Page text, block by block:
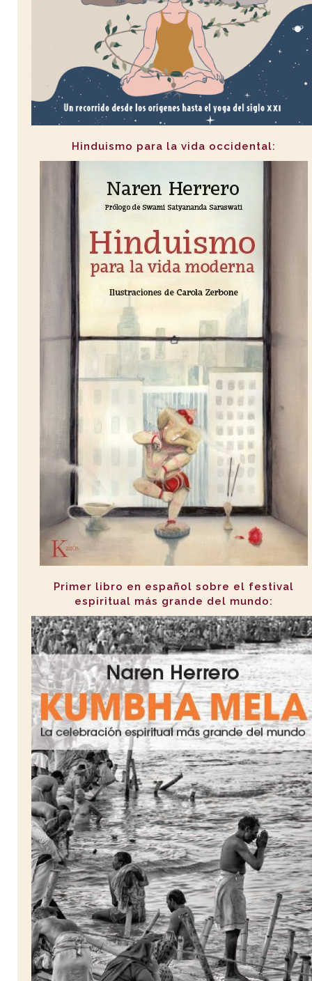
Hinduismo para la vida occidental:
Primer libro en español sobre el festival
espiritual más grande del mundo: